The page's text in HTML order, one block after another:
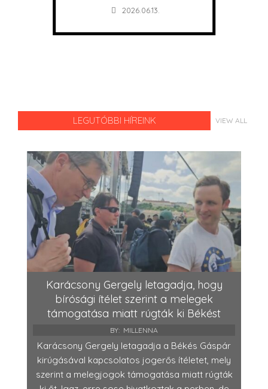
2026.06.13.
LEGUTÓBBI HÍREINK VIEW ALL
Karácsony Gergely letagadja, hogy
bírósági ítélet szerint a melegek
támogatása miatt rúgták ki Békést
BY: MILLENNA
Karácsony Gergely letagadja a Békés Gáspár
kirúgásával kapcsolatos jogerős ítéletet, mely
szerint a melegjogok támogatása miatt rúgták